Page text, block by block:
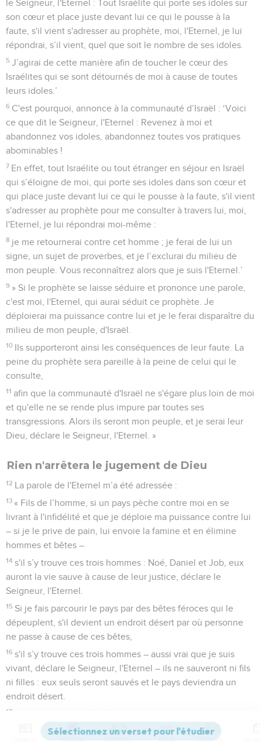
le Seigneur, l'Eternel : Tout Israélite qui porte ses idoles sur
son cœur et place juste devant lui ce qui le pousse à la
faute, s'il vient s'adresser au prophète, moi, l'Eternel, je lui
répondrai, s’il vient, quel que soit le nombre de ses idoles.
5 J’agirai de cette manière afin de toucher le cœur des
Israélites qui se sont détournés de moi à cause de toutes
leurs idoles.’
6 C'est pourquoi, annonce à la communauté d’Israël : ‘Voici
ce que dit le Seigneur, l'Eternel : Revenez à moi et
abandonnez vos idoles, abandonnez toutes vos pratiques
abominables !
7 En effet, tout Israélite ou tout étranger en séjour en Israël
qui s’éloigne de moi, qui porte ses idoles dans son cœur et
qui place juste devant lui ce qui le pousse à la faute, s'il vient
s'adresser au prophète pour me consulter à travers lui, moi,
l'Eternel, je lui répondrai moi-même :
8 je me retournerai contre cet homme ; je ferai de lui un
signe, un sujet de proverbes, et je l’exclurai du milieu de
mon peuple. Vous reconnaîtrez alors que je suis l'Eternel.’
9 » Si le prophète se laisse séduire et prononce une parole,
c'est moi, l'Eternel, qui aurai séduit ce prophète. Je
déploierai ma puissance contre lui et je le ferai disparaître du
milieu de mon peuple, d'Israël.
10 Ils supporteront ainsi les conséquences de leur faute. La
peine du prophète sera pareille à la peine de celui qui le
consulte,
11 afin que la communauté d'Israël ne s'égare plus loin de moi
et qu'elle ne se rende plus impure par toutes ses
transgressions. Alors ils seront mon peuple, et je serai leur
Dieu, déclare le Seigneur, l'Eternel. »
Rien n'arrêtera le jugement de Dieu
12 La parole de l'Eternel m’a été adressée :
13 « Fils de l’homme, si un pays pèche contre moi en se
livrant à l'infidélité et que je déploie ma puissance contre lui
– si je le prive de pain, lui envoie la famine et en élimine
hommes et bêtes –
14 s'il s’y trouve ces trois hommes : Noé, Daniel et Job, eux
auront la vie sauve à cause de leur justice, déclare le
Seigneur, l'Eternel.
15 Si je fais parcourir le pays par des bêtes féroces qui le
dépeuplent, s'il devient un endroit désert par où personne
ne passe à cause de ces bêtes,
16 s'il s’y trouve ces trois hommes – aussi vrai que je suis
vivant, déclare le Seigneur, l'Eternel – ils ne sauveront ni fils
ni filles : eux seuls seront sauvés et le pays deviendra un
endroit désert.
17
Ou si je fais venir l'épée contre ce pays, si je dis : ‘Que
l'épée parcoure le pays !’et que j'en élimine hommes et
Versions Commentaires Strong